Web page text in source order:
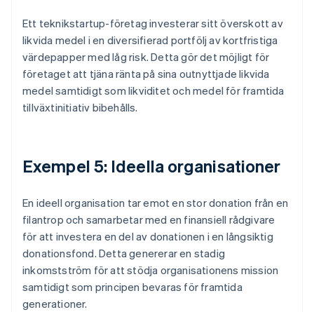
Ett teknikstartup-företag investerar sitt överskott av
likvida medel i en diversifierad portfölj av kortfristiga
värdepapper med låg risk. Detta gör det möjligt för
företaget att tjäna ränta på sina outnyttjade likvida
medel samtidigt som likviditet och medel för framtida
tillväxtinitiativ bibehålls.
Exempel 5: Ideella organisationer
En ideell organisation tar emot en stor donation från en
filantrop och samarbetar med en finansiell rådgivare
för att investera en del av donationen i en långsiktig
donationsfond. Detta genererar en stadig
inkomstström för att stödja organisationens mission
samtidigt som principen bevaras för framtida
generationer.